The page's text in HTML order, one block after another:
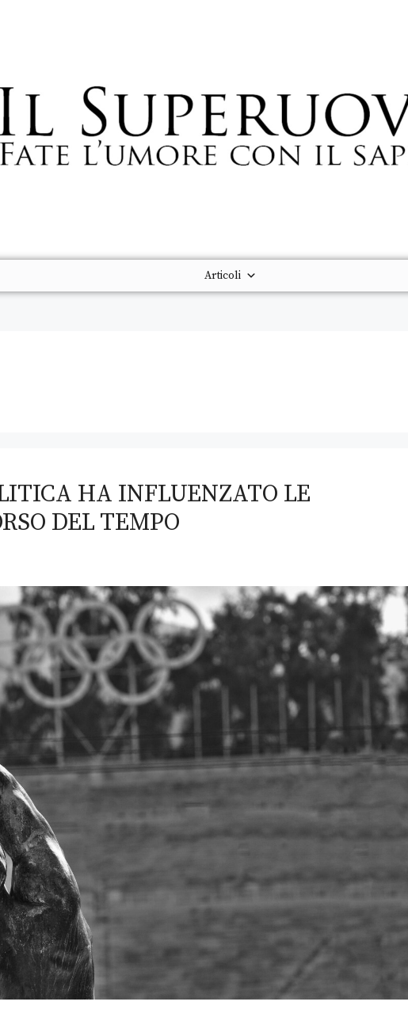
Articoli
HA INFLUENZATO LE
DEL TEMPO